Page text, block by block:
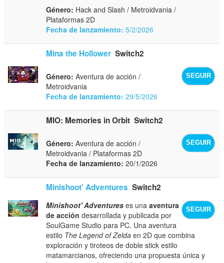
Género: Hack and Slash / Metroidvania /
Plataformas 2D
Fecha de lanzamiento: 5/2/2026
Mina the Hollower Switch2
SEGUIR
Género: Aventura de acción /
Metroidvania
Fecha de lanzamiento: 29/5/2026
MIO: Memories in Orbit Switch2
SEGUIR
Género: Aventura de acción /
Metroidvania / Plataformas 2D
Fecha de lanzamiento: 20/1/2026
Minishoot' Adventures Switch2
SEGUIR
Minishoot' Adventures es unaaventura
de acción desarrollada y publicada por
SoulGame Studio para PC. Una aventura
estilo The Legend of Zelda en 2D que combina
exploración y tiroteos de doble stick estilo
matamarcianos, ofreciendo una propuesta única y